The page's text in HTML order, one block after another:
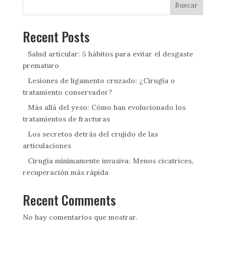
Buscar
Recent Posts
Salud articular: 5 hábitos para evitar el desgaste
prematuro
Lesiones de ligamento cruzado: ¿Cirugía o
tratamiento conservador?
Más allá del yeso: Cómo han evolucionado los
tratamientos de fracturas
Los secretos detrás del crujido de las
articulaciones
Cirugía mínimamente invasiva: Menos cicatrices,
recuperación más rápida
Recent Comments
No hay comentarios que mostrar.